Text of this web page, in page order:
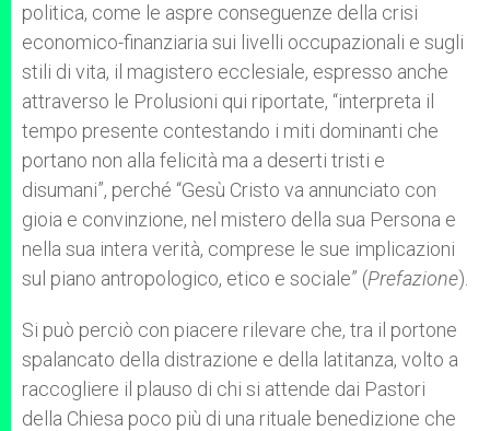
politica, come le aspre conseguenze della crisi
economico-finanziaria sui livelli occupazionali e sugli
stili di vita, il magistero ecclesiale, espresso anche
attraverso le Prolusioni qui riportate, “interpreta il
tempo presente contestando i miti dominanti che
portano non alla felicità ma a deserti tristi e
disumani”, perché “Gesù Cristo va annunciato con
gioia e convinzione, nel mistero della sua Persona e
nella sua intera verità, comprese le sue implicazioni
sul piano antropologico, etico e sociale” (Prefazione).
Si può perciò con piacere rilevare che, tra il portone
spalancato della distrazione e della latitanza, volto a
raccogliere il plauso di chi si attende dai Pastori
della Chiesa poco più di una rituale benedizione che